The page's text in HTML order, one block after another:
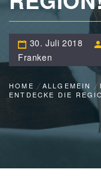
30. Juli 2018
Franken
HOME ALLGEMEIN
ENTDECKE DIE